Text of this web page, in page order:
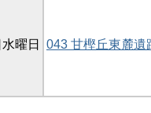
曜日 043 甘樫丘東麓遺